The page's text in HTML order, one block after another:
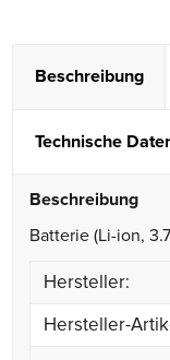
Beschreibung
Technische
Beschreibung
Batterie (Li-ion,
Hersteller:
Hersteller-